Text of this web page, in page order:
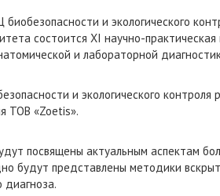
и экологического
состоится ХІ научно-
и лабораторной
и экологического
ТОВ «Zoetis».
посвящены актуальным аспектам
будут представлены методики
диагноза.